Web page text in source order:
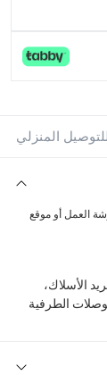
المنزلي
العمل أو موقع
الأسلاك،
الطرفية